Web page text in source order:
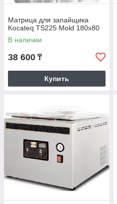
Матрица для запайщика
Kocateq TS225 Mold 180x80
В наличии
38 600 ₸
Купить